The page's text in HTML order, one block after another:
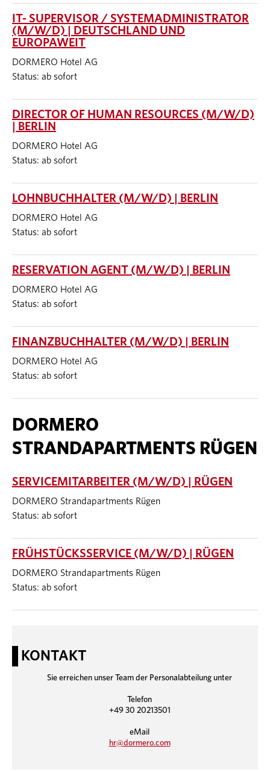
IT- SUPERVISOR / SYSTEMADMINISTRATOR
(M/W/D) | DEUTSCHLAND UND
EUROPAWEIT
DORMERO Hotel AG
Status: ab sofort
DIRECTOR OF HUMAN RESOURCES (M/W/D)
| BERLIN
DORMERO Hotel AG
Status: ab sofort
LOHNBUCHHALTER (M/W/D) | BERLIN
DORMERO Hotel AG
Status: ab sofort
RESERVATION AGENT (M/W/D) | BERLIN
DORMERO Hotel AG
Status: ab sofort
FINANZBUCHHALTER (M/W/D) | BERLIN
DORMERO Hotel AG
Status: ab sofort
DORMERO
STRANDAPARTMENTS RÜGEN
SERVICEMITARBEITER (M/W/D) | RÜGEN
DORMERO Strandapartments Rügen
Status: ab sofort
FRÜHSTÜCKSSERVICE (M/W/D) | RÜGEN
DORMERO Strandapartments Rügen
Status: ab sofort
KONTAKT
Sie erreichen unser Team der Personalabteilung unter
Telefon
+49 30 20213501
eMail
hr@dormero.com